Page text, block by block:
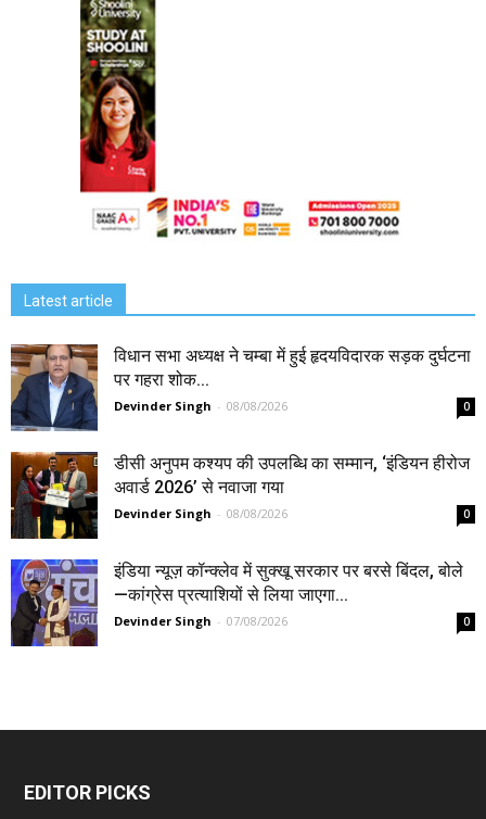
Latest article
विधान सभा अध्यक्ष ने चम्बा में हुई हृदयविदारक सड़क दुर्घटना
पर गहरा शोक...
Devinder Singh - 08/08/2026 0
डीसी अनुपम कश्यप की उपलब्धि का सम्मान, ‘इंडियन हीरोज
अवार्ड 2026’ से नवाजा गया
Devinder Singh - 08/08/2026 0
इंडिया न्यूज़ कॉन्क्लेव में सुक्खू सरकार पर बरसे बिंदल, बोले
—कांग्रेस प्रत्याशियों से लिया जाएगा...
Devinder Singh - 07/08/2026 0
EDITOR PICKS